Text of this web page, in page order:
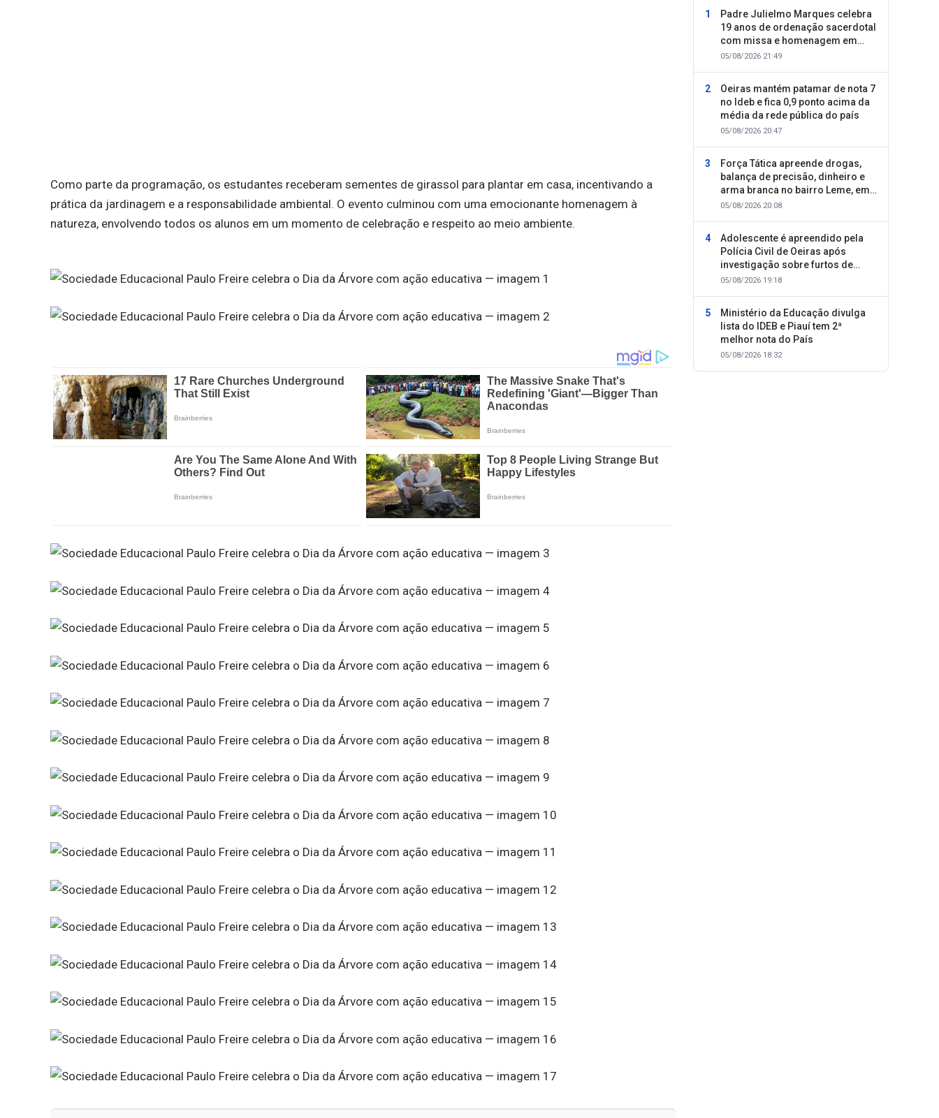
Como parte da programação, os estudantes receberam sementes de girassol para plantar em casa, incentivando a
prática da jardinagem e a responsabilidade ambiental. O evento culminou com uma emocionante homenagem à
natureza, envolvendo todos os alunos em um momento de celebração e respeito ao meio ambiente.
Padre Julielmo Marques celebra
19 anos de ordenação sacerdotal
com missa e homenagem em
Colônia do Piauí
05/08/2026 21:49
Oeiras mantém patamar de nota 7
no Ideb e fica 0,9 ponto acima da
média da rede pública do país
05/08/2026 20:47
Força Tática apreende drogas,
balança de precisão, dinheiro e
arma branca no bairro Leme, em
Oeiras
05/08/2026 20:08
Adolescente é apreendido pela
Polícia Civil de Oeiras após
investigação sobre furtos de
motocicletas
05/08/2026 19:18
Ministério da Educação divulga
lista do IDEB e Piauí tem 2ª
melhor nota do País
05/08/2026 18:32